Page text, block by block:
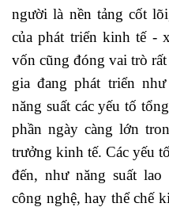
người là nền tảng cốt
của phát triển kinh tế -
vốn cũng đóng vai trò
gia đang phát triển
năng suất các yếu tố
phần ngày càng lớn
trưởng kinh tế. Các yếu
đến, như năng suất
công nghệ, hay thể chế